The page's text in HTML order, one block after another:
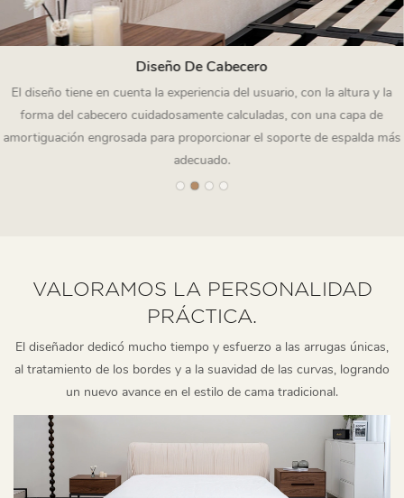
Diseño De Cabecero
El diseño tiene en cuenta la experiencia del usuario, con la altura y la
forma del cabecero cuidadosamente calculadas, con una capa de
amortiguación engrosada para proporcionar el soporte de espalda más
adecuado.
VALORAMOS LA PERSONALIDAD
PRÁCTICA.
El diseñador dedicó mucho tiempo y esfuerzo a las arrugas únicas,
al tratamiento de los bordes y a la suavidad de las curvas, logrando
un nuevo avance en el estilo de cama tradicional.